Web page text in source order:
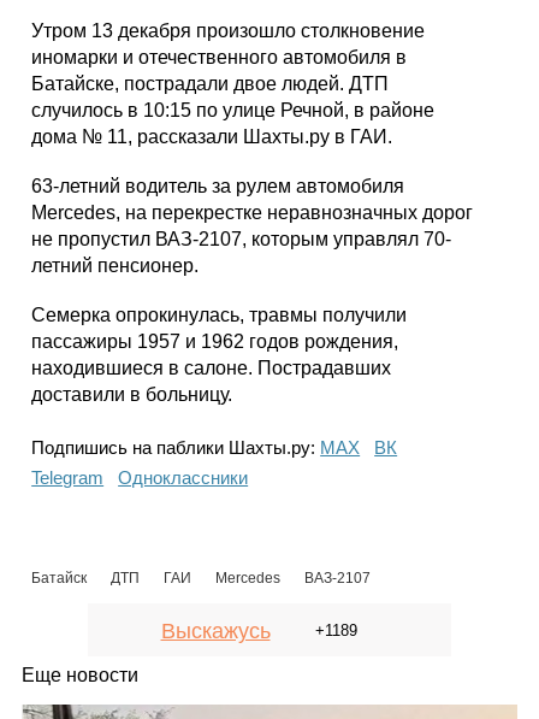
Фотогалерея
Утром 13 декабря произошло столкновение
иномарки и отечественного автомобиля в
Батайске, пострадали двое людей. ДТП
случилось в 10:15 по улице Речной, в районе
дома № 11, рассказали Шахты.ру в ГАИ.
63-летний водитель за рулем автомобиля
Mercedes, на перекрестке неравнозначных дорог
не пропустил ВАЗ-2107, которым управлял 70-
летний пенсионер.
Семерка опрокинулась, травмы получили
пассажиры 1957 и 1962 годов рождения,
находившиеся в салоне. Пострадавших
доставили в больницу.
Подпишись на паблики Шахты.ру: МАХ
ВК
Telegram
Одноклассники
Батайск ДТП ГАИ Mercedes ВАЗ-2107
Выскажусь +1189
Еще новости